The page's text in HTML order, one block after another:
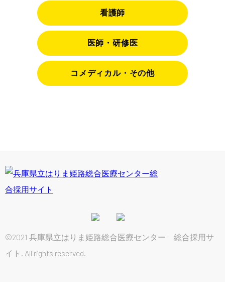
看護師
医師・研修医
コメディカル・その他
©2021 兵庫県立はりま姫路総合医療センター 総合採用サ
イト. All rights reserved.